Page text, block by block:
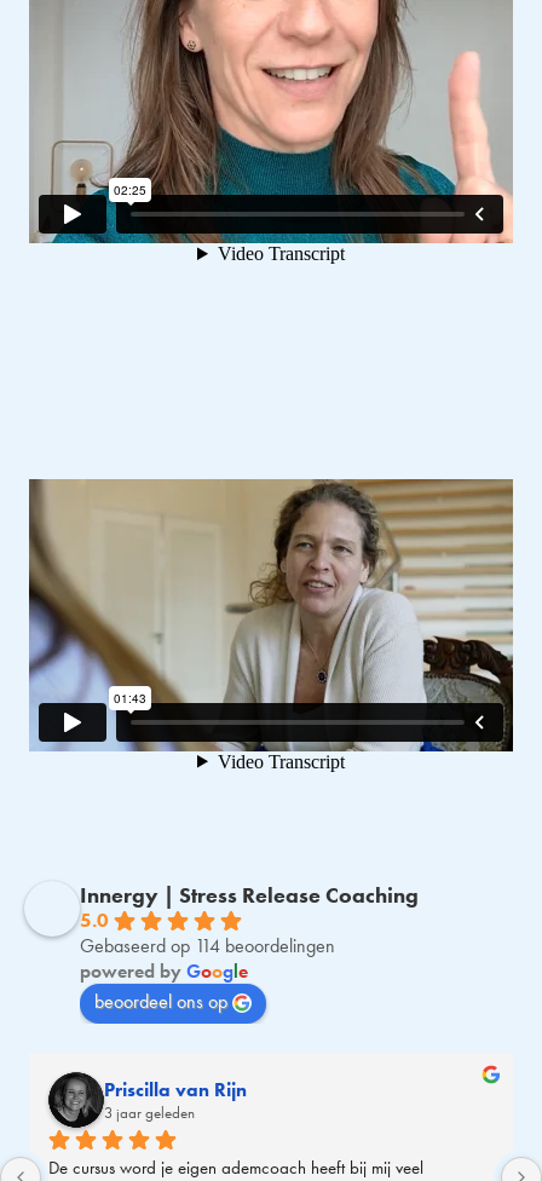
Innergy | Stress Release Coaching
5.0
Gebaseerd op 114 beoordelingen
powered byGoogle
beoordeel ons op
Priscilla van Rijn
3 jaar geleden
De cursus word je eigen ademcoach heeft bij mij veel